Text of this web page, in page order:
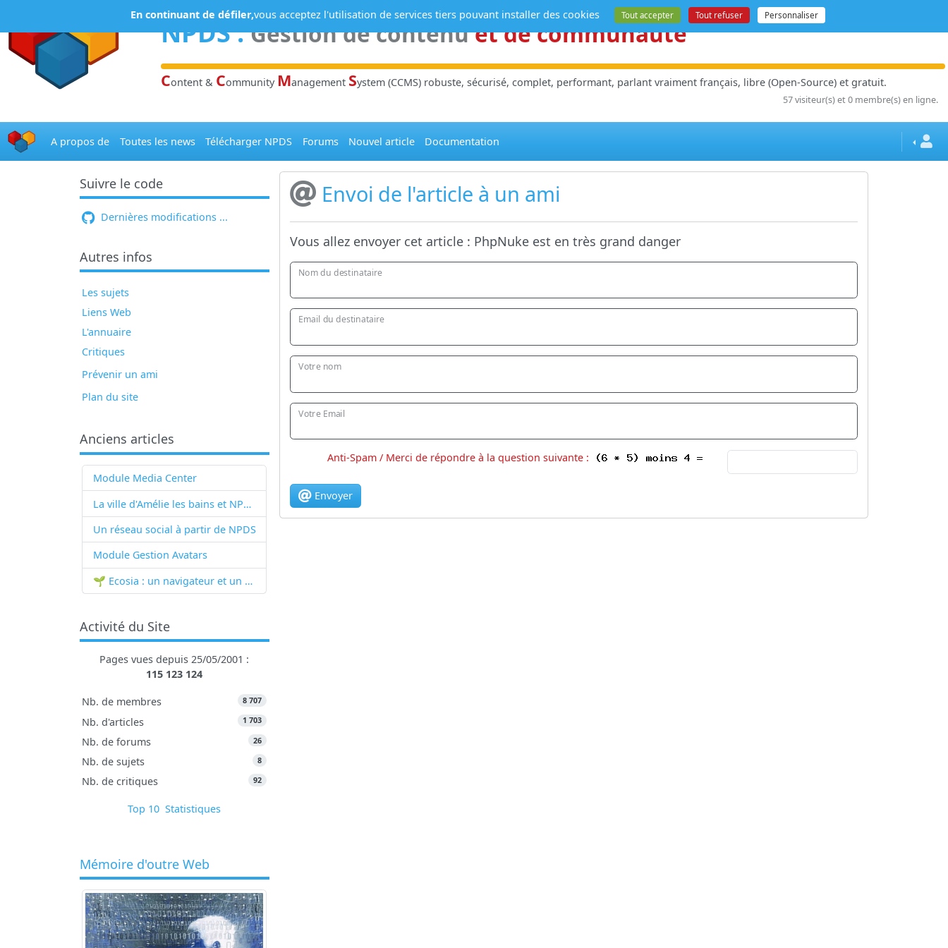
NPDS:Gestion de contenuet de communauté
Content & Community Management System (CCMS) robuste, sécurisé, complet, performant, parlant vraiment français, libre (Open-Source) et gratuit.
57 visiteur(s) et 0 membre(s) en ligne.
A propos de Toutes les news Télécharger NPDS Forums Nouvel article Documentation
Suivre le code
Dernières modifications ...
Autres infos
Les sujets
Liens Web
L'annuaire
Critiques
Prévenir un ami
Plan du site
Anciens articles
Module Media Center
La ville d'Amélie les bains et NPDS
Un réseau social à partir de NPDS
Module Gestion Avatars
🌱 Ecosia : un navigateur et un moteur de recherche qui plantent des arbres !...
Activité du Site
Pages vues depuis 25/05/2001 :
115 123 124
Nb. de membres 8 707
Nb. d'articles 1 703
Nb. de forums 26
Nb. de sujets 8
Nb. de critiques 92
Top 10 Statistiques
Mémoire d'outre Web
Envoi de l'article à un ami
Vous allez envoyer cet article : PhpNuke est en très grand danger
Nom du destinataire
Email du destinataire
Votre nom
Votre Email
Anti-Spam / Merci de répondre à la question suivante :
Envoyer
En continuant de défiler,vous acceptez l'utilisation de services tiers pouvant installer des cookies Tout accepter Tout refuser Personnaliser